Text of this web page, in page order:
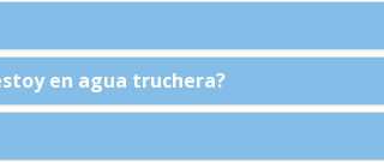
en agua truchera?